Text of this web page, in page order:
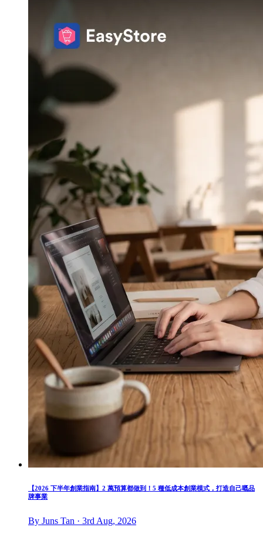
【2026 下半年創業指南】2 萬預算都做到！5 種低成本創業模式，打造自己嘅品
牌事業
By Juns Tan · 3rd Aug, 2026